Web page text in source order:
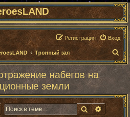
Вход
Регистрация
Тронный зал
П
о
с
к
набегов на
земли
Поиск